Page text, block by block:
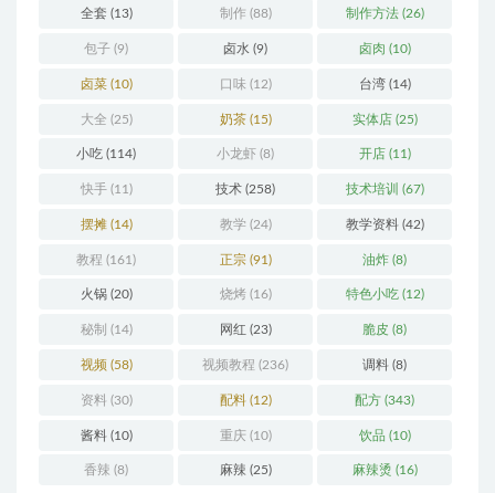
全套 (13) 制作 (88) 制作方法(26)
包子 (9) 卤水 (9) 卤肉 (10)
卤菜(10) 口味 (12) 台湾(14)
大全 (25) 奶茶(15) 实体店(25)
小吃 (114) 小龙虾 (8) 开店 (11)
快手(11) 技术 (258) 技术培训 (67)
摆摊(14) 教学 (24) 教学资料(42)
教程 (161) 正宗(91) 油炸 (8)
火锅(20) 烧烤(16) 特色小吃(12)
秘制 (14) 网红 (23) 脆皮 (8)
视频(58) 视频教程 (236) 调料 (8)
资料 (30) 配料(12) 配方 (343)
酱料(10) 重庆(10) 饮品 (10)
香辣 (8) 麻辣 (25) 麻辣烫 (16)